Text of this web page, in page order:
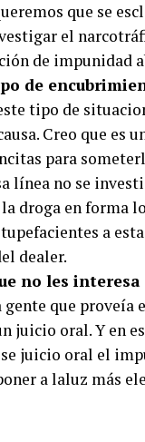
que se
el
de impunidad
de
tipo de
Creo que es
para
línea no se
droga en forma
a
dealer.
no les interesa
que proveía
juicio oral. Y en
juicio oral el
a laluz más